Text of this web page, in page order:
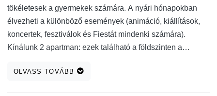
tökéletesek a gyermekek számára. A nyári hónapokban
élvezheti a különböző események (animáció, kiállítások,
koncertek, fesztiválok és Fiestát mindenki számára).
Kínálunk 2 apartman: ezek található a földszinten a
Legközelebbi homokos és kavicsos strandok csak 5 perc
OLVASS TOVÁBB